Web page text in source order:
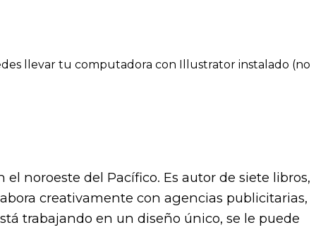
llevar tu computadora con Illustrator instalado (no
noroeste del Pacífico. Es autor de siete libros,
creativamente con agencias publicitarias,
trabajando en un diseño único, se le puede